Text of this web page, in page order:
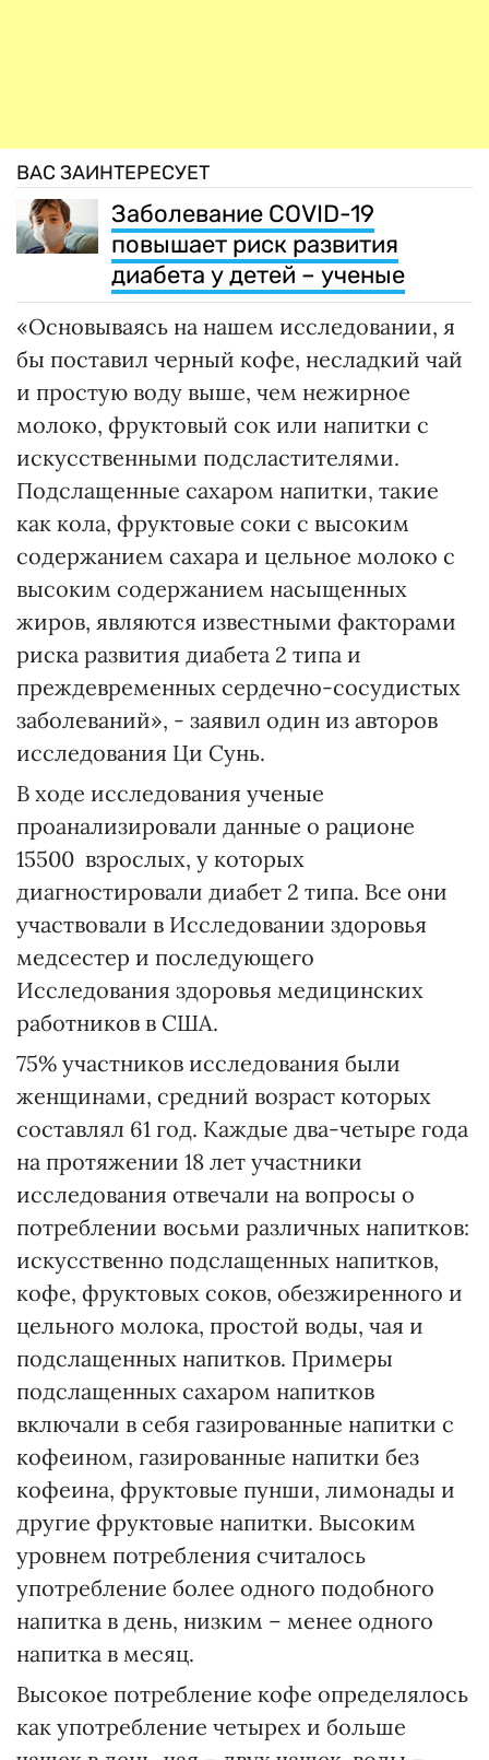
ВАС ЗАИНТЕРЕСУЕТ
Заболевание COVID-19
повышает риск развития
диабета у детей – ученые
«Основываясь на нашем исследовании, я
бы поставил черный кофе, несладкий чай
и простую воду выше, чем нежирное
молоко, фруктовый сок или напитки с
искусственными подсластителями.
Подслащенные сахаром напитки, такие
как кола, фруктовые соки с высоким
содержанием сахара и цельное молоко с
высоким содержанием насыщенных
жиров, являются известными факторами
риска развития диабета 2 типа и
преждевременных сердечно-сосудистых
заболеваний», - заявил один из авторов
исследования Ци Сунь.
В ходе исследования ученые
проанализировали данные о рационе
15500 взрослых, у которых
диагностировали диабет 2 типа. Все они
участвовали в Исследовании здоровья
медсестер и последующего
Исследования здоровья медицинских
работников в США.
75% участников исследования были
женщинами, средний возраст которых
составлял 61 год. Каждые два-четыре года
на протяжении 18 лет участники
исследования отвечали на вопросы о
потреблении восьми различных напитков:
искусственно подслащенных напитков,
кофе, фруктовых соков, обезжиренного и
цельного молока, простой воды, чая и
подслащенных напитков. Примеры
подслащенных сахаром напитков
включали в себя газированные напитки с
кофеином, газированные напитки без
кофеина, фруктовые пунши, лимонады и
другие фруктовые напитки. Высоким
уровнем потребления считалось
употребление более одного подобного
напитка в день, низким – менее одного
напитка в месяц.
Высокое потребление кофе определялось
как употребление четырех и больше